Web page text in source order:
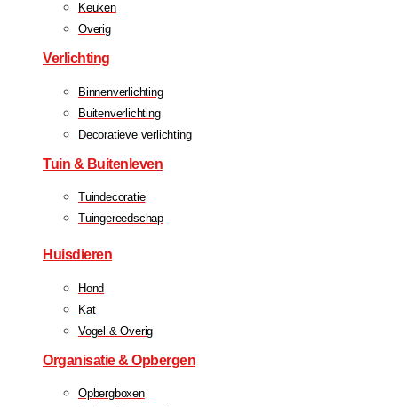
Keuken
Overig
Verlichting
Binnenverlichting
Buitenverlichting
Decoratieve verlichting
Tuin & Buitenleven
Tuindecoratie
Tuingereedschap
Huisdieren
Hond
Kat
Vogel & Overig
Organisatie & Opbergen
Opbergboxen